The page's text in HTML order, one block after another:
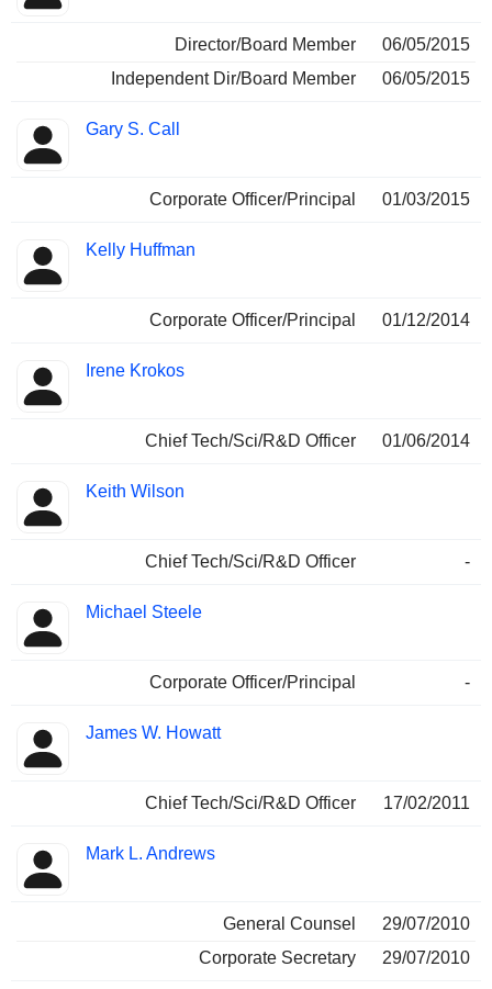
Director/Board Member
06/05/2015
Independent Dir/Board Member
06/05/2015
Gary S. Call
Corporate Officer/Principal 01/03/2015
Kelly Huffman
Corporate Officer/Principal 01/12/2014
Irene Krokos
Chief Tech/Sci/R&D Officer 01/06/2014
Keith Wilson
Chief Tech/Sci/R&D Officer -
Michael Steele
Corporate Officer/Principal -
James W. Howatt
Chief Tech/Sci/R&D Officer 17/02/2011
Mark L. Andrews
General Counsel
29/07/2010
Corporate Secretary
29/07/2010